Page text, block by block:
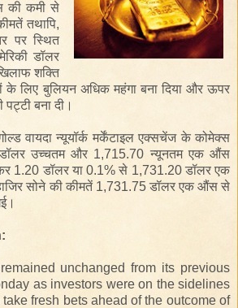
की कमी से
तथापि,
पर स्थित
डॉलर
शक्ति
के लिए बुलियन अधिक महंगा बनादिया और ऊपर
पट्टी बना दी।
वायदा न्यूयॉर्क मर्केंटाइल एक्सचेंज के कोमेक्स
उच्चतमऔर 1,715.70 न्यूनतम एक औंस
1.20 डॉलर या 0.1% से 1,731.20 डॉलर एक
सोने की कीमतें 1,731.75 डॉलर एक औंस से
।
unchanged from its previous
as investors were on the sidelines
fresh bets ahead of the outcome of